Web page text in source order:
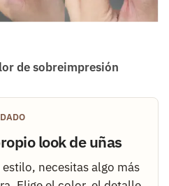
de sobreimpresión
look de uñas
necesitas algo más